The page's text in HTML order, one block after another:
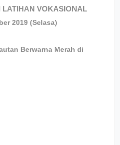
LATIHAN VOKASIONAL
2019 (Selasa)
Berwarna Merah di